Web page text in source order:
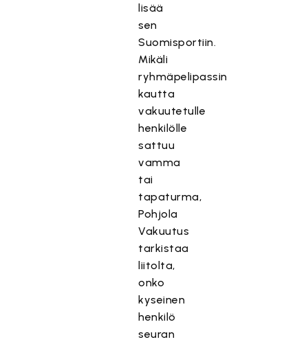
lisää
sen
Suomisportiin.
Mikäli
ryhmäpelipassin
kautta
vakuutetulle
henkilölle
sattuu
vamma
tai
tapaturma,
Pohjola
Vakuutus
tarkistaa
liitolta,
onko
kyseinen
henkilö
seuran